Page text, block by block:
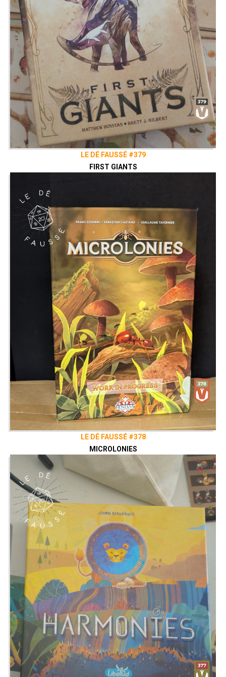
LE DÉ FAUSSÉ #379
FIRST GIANTS
LE DÉ FAUSSÉ #378
MICROLONIES